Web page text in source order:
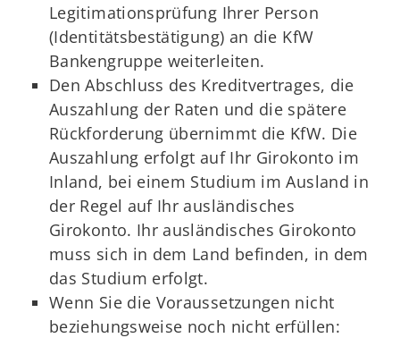
Legitimationsprüfung Ihrer Person
(Identitätsbestätigung) an die KfW
Bankengruppe weiterleiten.
Den Abschluss des Kreditvertrages, die
Auszahlung der Raten und die spätere
Rückforderung übernimmt die KfW. Die
Auszahlung erfolgt auf Ihr Girokonto im
Inland, bei einem Studium im Ausland in
der Regel auf Ihr ausländisches
Girokonto. Ihr ausländisches Girokonto
muss sich in dem Land befinden, in dem
das Studium erfolgt.
Wenn Sie die Voraussetzungen nicht
beziehungsweise noch nicht erfüllen: